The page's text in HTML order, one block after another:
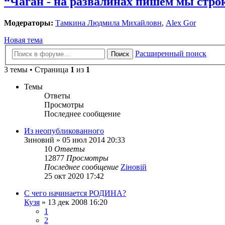
Модераторы: Тамкина Людмила Михайловн, Alex Gor
Новая тема
Поиск
Расширенный поиск
3 темы • Страница 1 из 1
Темы
Ответы
Просмотры
Последнее сообщение
Из неопубликованного
Зиновий » 05 июл 2014 20:33
10 Ответы
12877 Просмотры
Последнее сообщение Zіновій
25 окт 2020 17:42
С чего начинается РОДИНА?
Кузя » 13 дек 2008 16:20
1
2